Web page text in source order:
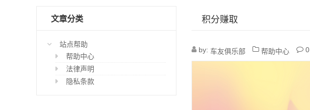
文章分类
站点帮助
帮助中心
法律声明
隐私条款
积分赚取
by: 车友俱乐部 帮助中心 0